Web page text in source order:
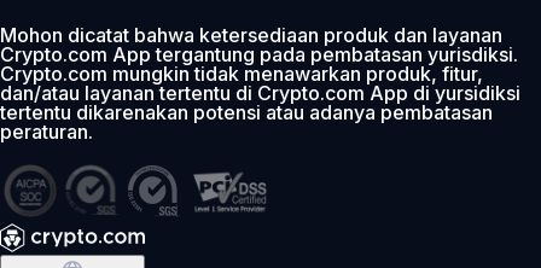
Mohon dicatat bahwa ketersediaan produk dan layanan
Crypto.com App tergantung pada pembatasan yurisdiksi.
Crypto.com mungkin tidak menawarkan produk, fitur,
dan/atau layanan tertentu di Crypto.com App di yursidiksi
tertentu dikarenakan potensi atau adanya pembatasan
peraturan.